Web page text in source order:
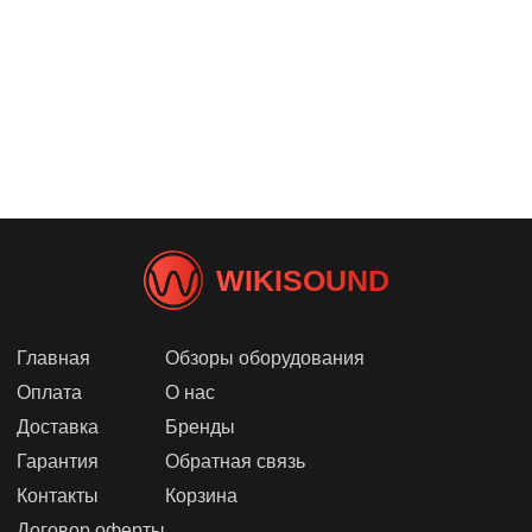
WIKISOUND
Главная
Оплата
Доставка
Гарантия
Контакты
Обзоры оборудования
О нас
Бренды
Обратная связь
Корзина